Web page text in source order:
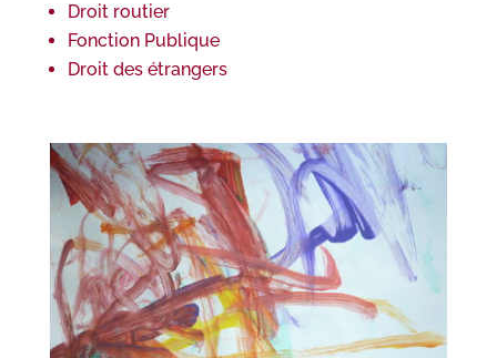
Droit routier
Fonction Publique
Droit des étrangers